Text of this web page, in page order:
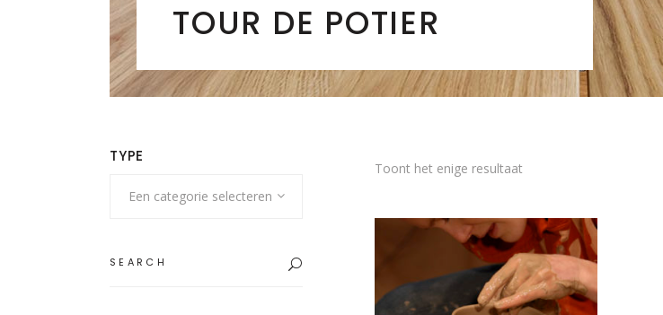
TOUR DE POTIER
Toont het enige resultaat
TYPE
Een categorie selecteren
for: